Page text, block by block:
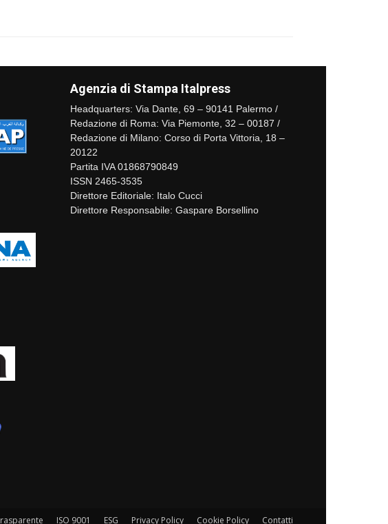
Agenzia di Stampa Italpress
Headquarters: Via Dante, 69 – 90141 Palermo /
Redazione di Roma: Via Piemonte, 32 – 00187 /
Redazione di Milano: Corso di Porta Vittoria, 18 –
20122
Partita IVA 01868790849
ISSN 2465-3535
Direttore Editoriale: Italo Cucci
Direttore Responsabile: Gaspare Borsellino
ISO 9001 ESG Privacy Policy Cookie Policy Contatti